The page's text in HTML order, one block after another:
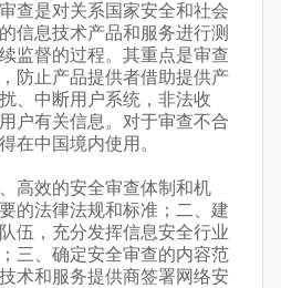
是对关系国家安全和社会
信息技术产品和服务进行测
监督的过程。其重点是审查
防止产品提供者借助提供产
、中断用户系统，非法收
户有关信息。对于审查不合
在中国境内使用。
效的安全审查体制和机
的法律法规和标准；二、建
伍，充分发挥信息安全行业
三、确定安全审查的内容范
术和服务提供商签署网络安